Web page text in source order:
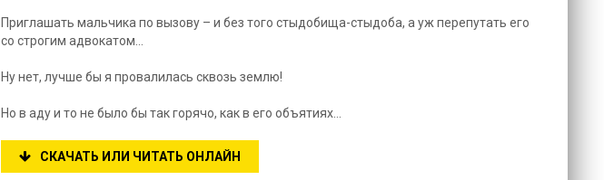
Приглашать мальчика по вызову – и без того стыдобища-стыдоба, а уж перепутать его
со строгим адвокатом…
Ну нет, лучше бы я провалилась сквозь землю!
Но в аду и то не было бы так горячо, как в его объятиях…
СКАЧАТЬ ИЛИ ЧИТАТЬ ОНЛАЙН